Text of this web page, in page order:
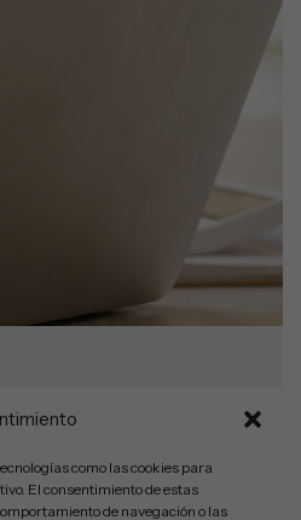
como las cookies para
El consentimiento de estas
de navegación o las